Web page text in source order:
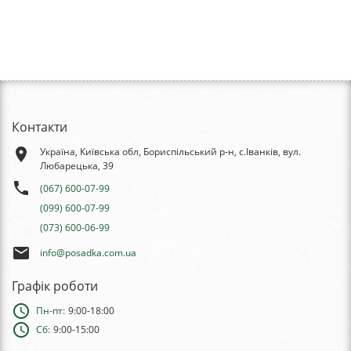
Контакти
place
Україна, Київська обл, Бориспільський р-н, с.Іванків, вул.
Любарецька, 39
phone
(067) 600-07-99
(099) 600-07-99
(073) 600-06-99
email info@posadka.com.ua
Графік роботи
schedule Пн-пт: 9:00-18:00
schedule Сб: 9:00-15:00